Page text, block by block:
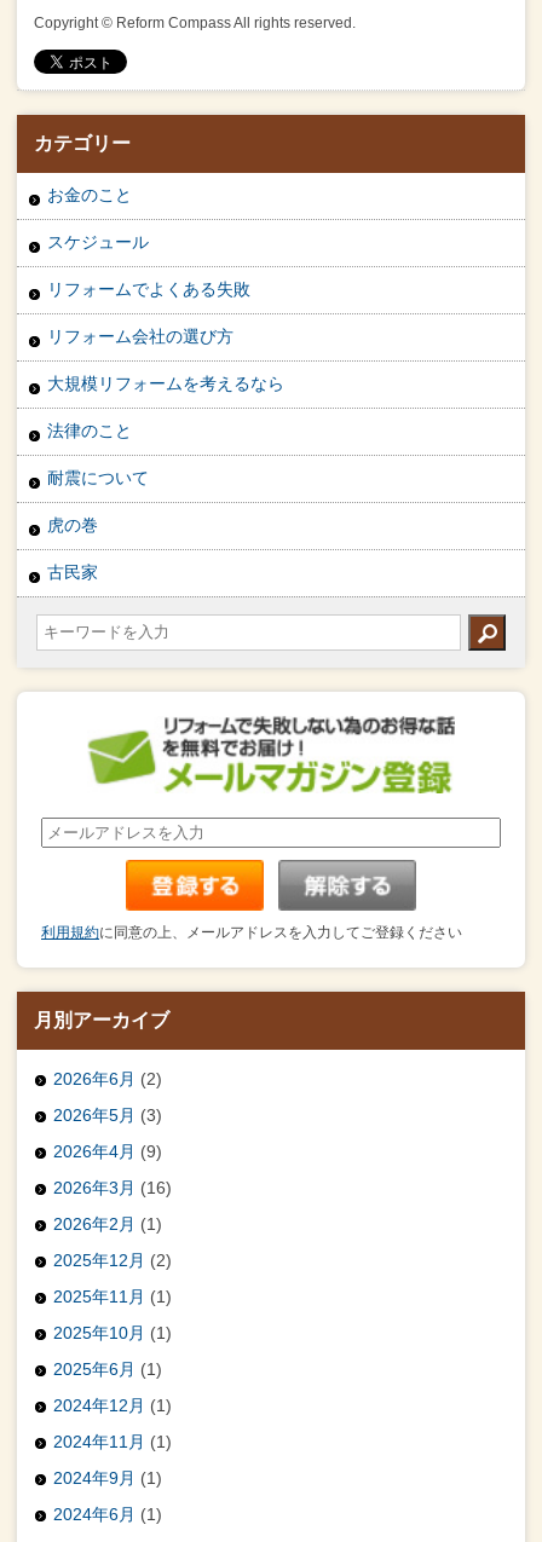
Copyright © Reform Compass All rights reserved.
カテゴリー
お金のこと
スケジュール
リフォームでよくある失敗
リフォーム会社の選び方
大規模リフォームを考えるなら
法律のこと
耐震について
虎の巻
古民家
利用規約に同意の上、メールアドレスを入力してご登録ください
月別アーカイブ
2026年6月 (2)
2026年5月 (3)
2026年4月 (9)
2026年3月 (16)
2026年2月 (1)
2025年12月 (2)
2025年11月 (1)
2025年10月 (1)
2025年6月 (1)
2024年12月 (1)
2024年11月 (1)
2024年9月 (1)
2024年6月 (1)